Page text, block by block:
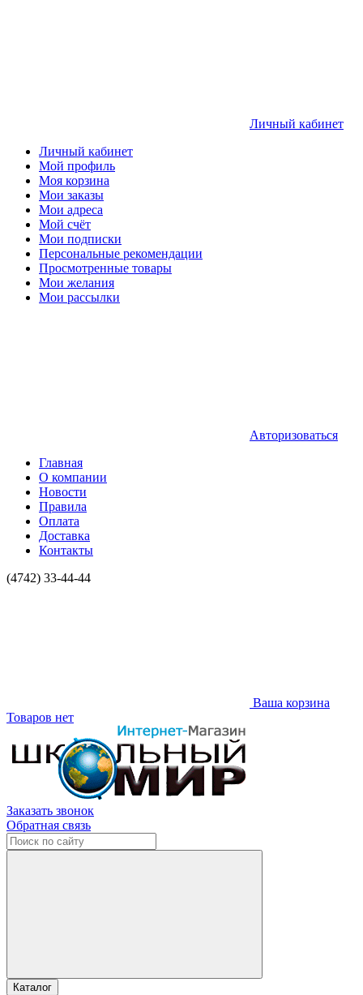
Личный кабинет
Личный кабинет
Мой профиль
Моя корзина
Мои заказы
Мои адреса
Мой счёт
Мои подписки
Персональные рекомендации
Просмотренные товары
Мои желания
Мои рассылки
Авторизоваться
Главная
О компании
Новости
Правила
Оплата
Доставка
Контакты
(4742) 33-44-44
Ваша корзина
Товаров нет
Заказать звонок
Обратная связь
Каталог